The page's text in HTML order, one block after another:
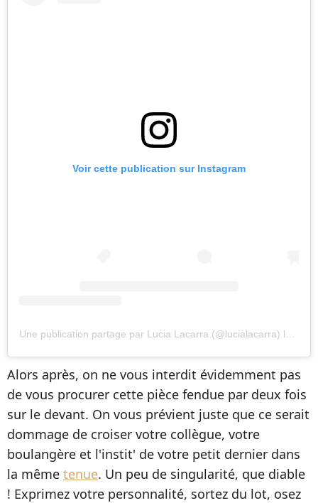
Voir cette publication sur Instagram
Une publication partage par Lucia Lacarra (@lucialacarra) le
Alors après, on ne vous interdit évidemment pas
de vous procurer cette pièce fendue par deux fois
sur le devant. On vous prévient juste que ce serait
dommage de croiser votre collègue, votre
boulangère et l'instit' de votre petit dernier dans
la même tenue. Un peu de singularité, que diable
! Exprimez votre personnalité, sortez du lot, osez